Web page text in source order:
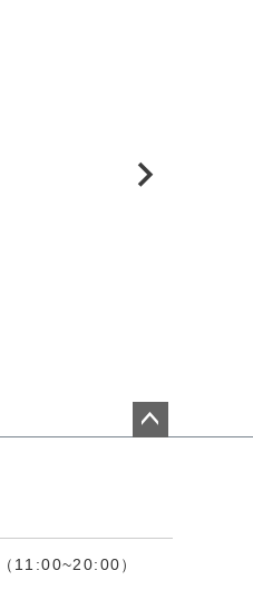
へ
11:00~20:00）